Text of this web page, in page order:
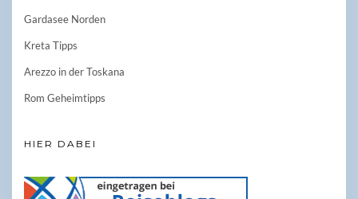
Gardasee Norden
Kreta Tipps
Arezzo in der Toskana
Rom Geheimtipps
HIER DABEI